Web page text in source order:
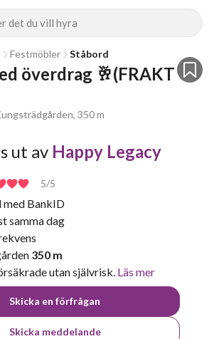
det du vill hyra
Festmöbler Ståbord
överdrag 🥂(FRAKT
350 m
ut av Happy Legacy
5/5
BankID
samma dag
350 m
utan självrisk. Läs mer
Skicka en förfrågan
Skicka meddelande